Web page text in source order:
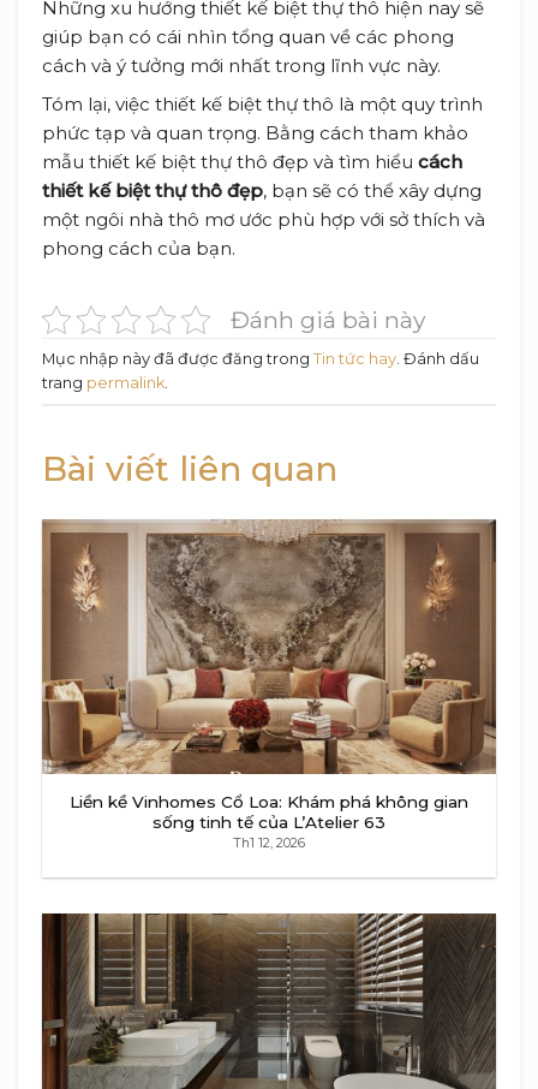
Những xu hướng thiết kế biệt thự thô hiện nay sẽ
giúp bạn có cái nhìn tổng quan về các phong
cách và ý tưởng mới nhất trong lĩnh vực này.
Tóm lại, việc thiết kế biệt thự thô là một quy trình
phức tạp và quan trọng. Bằng cách tham khảo
mẫu thiết kế biệt thự thô đẹp và tìm hiểu cách
thiết kế biệt thự thô đẹp, bạn sẽ có thể xây dựng
một ngôi nhà thô mơ ước phù hợp với sở thích và
phong cách của bạn.
Đánh giá bài này
Mục nhập này đã được đăng trong Tin tức hay . Đánh dấu
trang permalink
Bài viết liên quan
Liền kề Vinhomes Cổ Loa: Khám phá không gian
sống tinh tế của L’Atelier 63
Th1 12, 2026